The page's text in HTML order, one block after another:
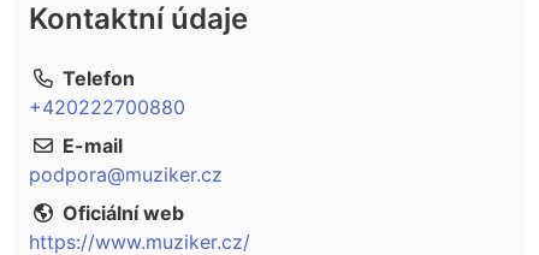
Kontaktní údaje
Telefon
+420222700880
E-mail
podpora@muziker.cz
Oficiální web
https://www.muziker.cz/